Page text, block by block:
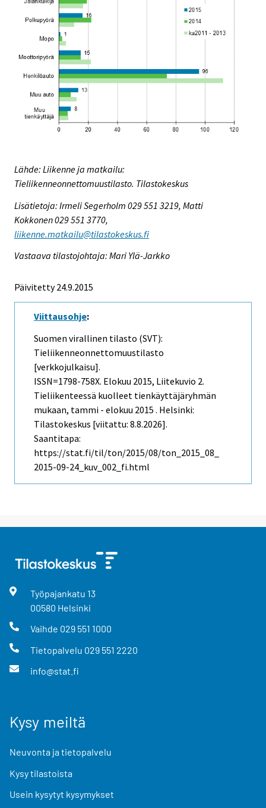
Lähde: Liikenne ja matkailu:
Tieliikenneonnettomuustilasto. Tilastokeskus
Lisätietoja: Irmeli Segerholm 029 551 3219, Matti
Kokkonen 029 551 3770,
liikenne.matkailu@tilastokeskus.fi
Vastaava tilastojohtaja: Mari Ylä-Jarkko
Päivitetty 24.9.2015
Viittausohje:
Suomen virallinen tilasto (SVT):
Tieliikenneonnettomuustilasto
[verkkojulkaisu].
ISSN=1798-758X. Elokuu 2015, Liitekuvio 2.
Tieliikenteessä kuolleet tienkäyttäjäryhmän
mukaan, tammi - elokuu 2015 . Helsinki:
Tilastokeskus [viitattu: 8.8.2026].
Saantitapa:
https://stat.fi/til/ton/2015/08/ton_2015_08_
2015-09-24_kuv_002_fi.html
Työpajankatu 13
00580 Helsinki
Vaihde 029 551 1000
Tietopalvelu 029 551 2220
info@stat.fi
Kysy meiltä
Neuvonta ja tietopalvelu
Kysy tilastoista
Usein kysytyt kysymykset